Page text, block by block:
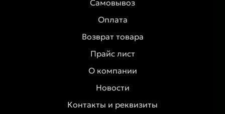
Самовывоз
Оплата
Возврат товара
Прайс лист
О компании
Новости
Контакты и реквизиты